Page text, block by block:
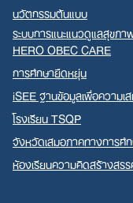
นวัตกรรมต้นแบบ
ระบบการแนะแนวดูแลสุขภ
HERO OBEC CARE
การศึกษายืดหยุ่น
iSEE ฐานข้อมูลเพื่อความ
โรงเรียน TSQP
จังหวัดเสมอภาคทางการศึ
ห้องเรียนความคิดสร้างสร